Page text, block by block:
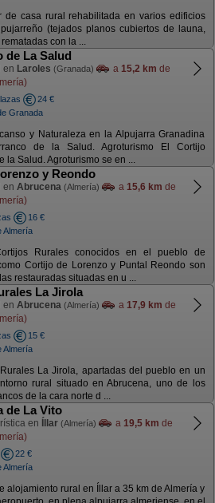
de casa rural rehabilitada en varios edificios
(tejados planos cubiertos de launa,
con la ...
de La Salud
en Laroles (Granada) a 15,2 km de
24 €
Granada
y Naturaleza en la Alpujarra Granadina
de la Salud. Agroturismo El Cortijo
la Salud. Agroturismo se en ...
y Reondo
en Abrucena (Almería) a 15,6 km de
16 €
Almería
Rurales conocidos en el pueblo de
Cortijo de Lorenzo y Puntal Reondo son
restauradas situadas en u ...
La Jirola
en Abrucena (Almería) a 17,9 km de
15 €
Almería
La Jirola, apartadas del pueblo en un
rural situado en Abrucena, uno de los
de la cara norte d ...
de La Vito
en Íllar (Almería) a 19,5 km de
22 €
Almería
alojamiento rural en Íllar a 35 km de Almería y